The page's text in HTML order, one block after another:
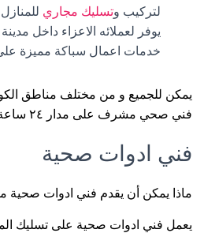
لتركيب وتسليك مجاري
يوفر لعملائه الاعزاء داخل
خدمات اعمال سباكة مميزة
يمكن للجميع و من مختلف مناطق
فني صحي مشرف على مدار ٢٤ ساعة لذلك تواصلوا معنا الان.
فني ادوات صحية
ماذا يمكن أن يقدم فني ادوات
يعمل فني ادوات صحية على تسليك